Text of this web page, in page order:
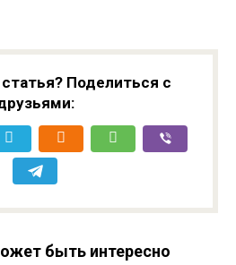
Поделиться с
быть интересно